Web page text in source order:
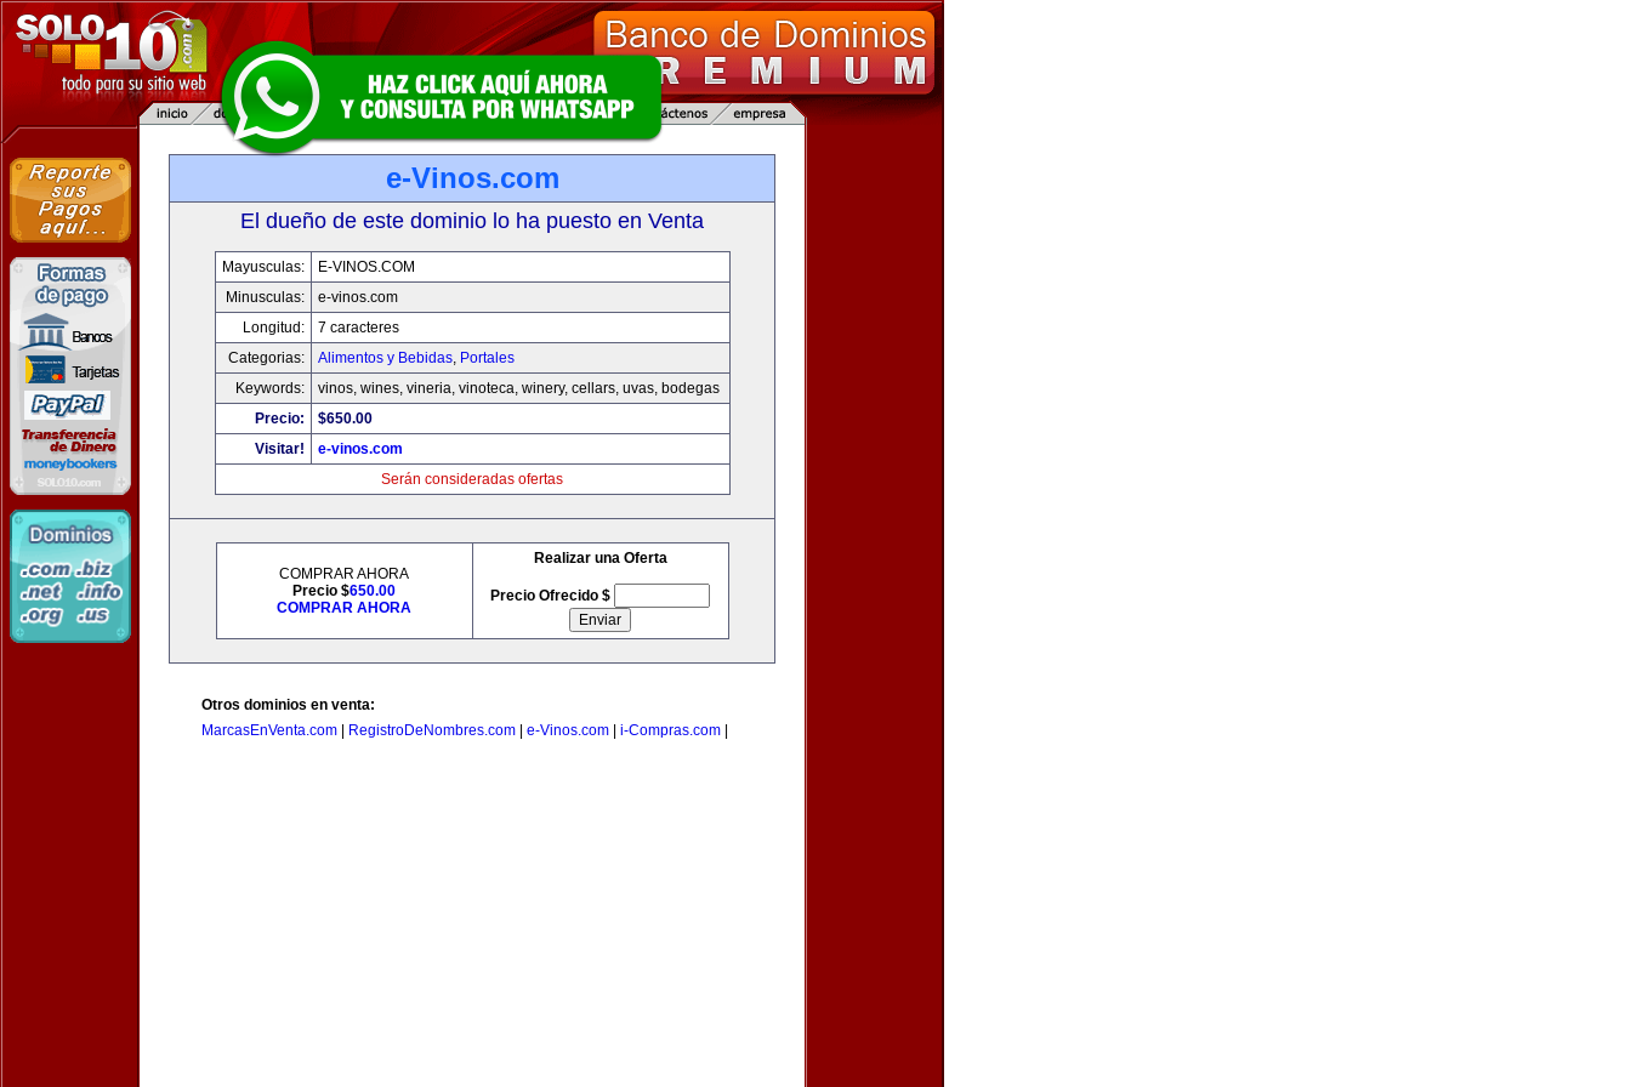
e-Vinos.com
El dueño de este dominio lo ha puesto en Venta
Mayusculas:
E-VINOS.COM
Minusculas:
e-vinos.com
Longitud:
7 caracteres
Categorias:
Alimentos y Bebidas, Portales
Keywords:
vinos, wines, vineria, vinoteca, winery, cellars, uvas, bodegas
Precio:
$650.00
Visitar!
e-vinos.com
Serán consideradas ofertas
COMPRAR AHORA
Precio $650.00
COMPRAR AHORA
Realizar una Oferta
Precio Ofrecido $
Otros dominios en venta:
MarcasEnVenta.com
RegistroDeNombres.com e-Vinos.com i-Compras.com